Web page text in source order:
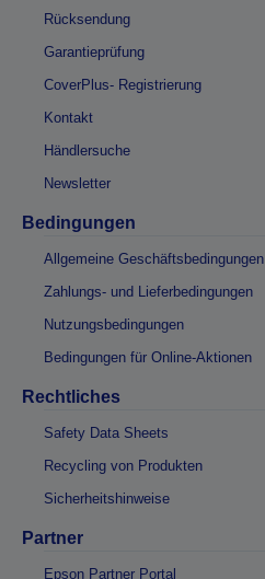
Rücksendung
Garantieprüfung
CoverPlus- Registrierung
Kontakt
Händlersuche
Newsletter
Bedingungen
Allgemeine Geschäftsbedingungen
Zahlungs- und Lieferbedingungen
Nutzungsbedingungen
Bedingungen für Online-Aktionen
Rechtliches
Safety Data Sheets
Recycling von Produkten
Sicherheitshinweise
Partner
Epson Partner Portal